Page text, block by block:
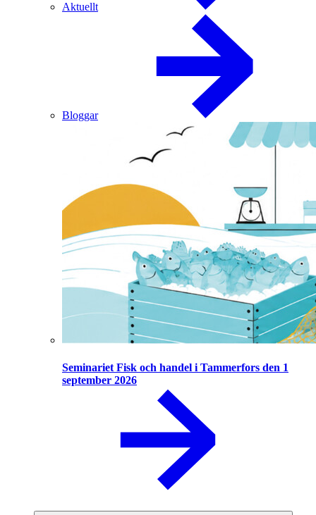
Aktuellt
Bloggar
Seminariet Fisk och handel i Tammerfors den 1
september 2026